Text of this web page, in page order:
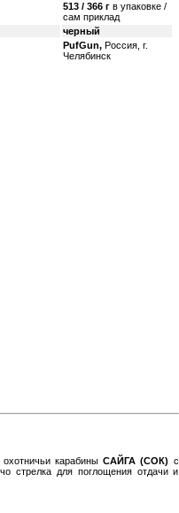
513 / 366 гв упаковке /
сам приклад
черный
PufGun, Россия, г.
Челябинск
карабиныСАЙГА (СОК) с
стрелка для поглощения отдачи и